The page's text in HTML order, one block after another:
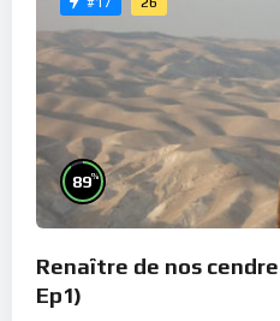
89%
Renaître de nos
Ep1)